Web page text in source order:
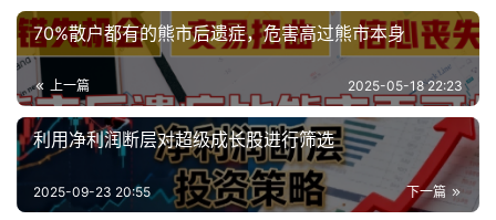
70%散户都有的熊市后遗症，危害高过熊市本身
上一篇 2025-05-18 22:23
利用净利润断层对超级成长股进行筛选
下一篇
2025-09-23 20:55